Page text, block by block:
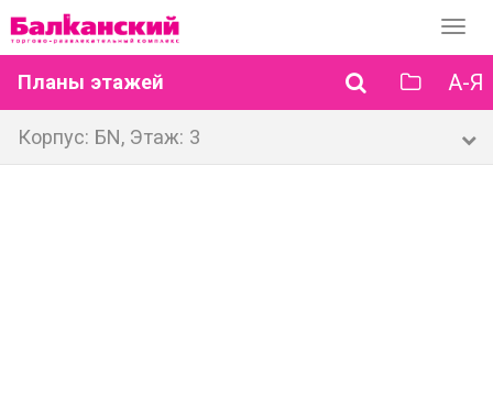
Планы этажей А-Я
Корпус: БN, Этаж: 3